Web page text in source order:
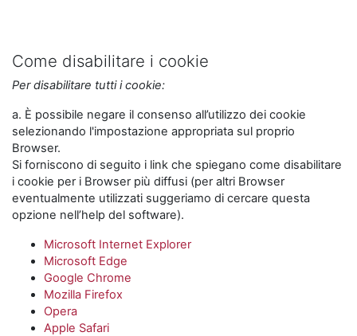
Come disabilitare i cookie
Per disabilitare tutti i cookie:
a. È possibile negare il consenso all’utilizzo dei cookie
selezionando l'impostazione appropriata sul proprio
Browser.
Si forniscono di seguito i link che spiegano come disabilitare
i cookie per i Browser più diffusi (per altri Browser
eventualmente utilizzati suggeriamo di cercare questa
opzione nell’help del software).
Microsoft Internet Explorer
Microsoft Edge
Google Chrome
Mozilla Firefox
Opera
Apple Safari